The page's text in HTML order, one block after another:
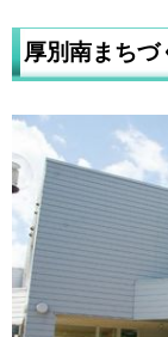
厚別南まちづ